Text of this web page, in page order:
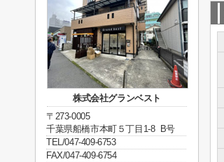
株式会社グランベスト
〒273-0005
千葉県船橋市本町５丁目1-8 B号
TEL/047-409-6753
FAX/047-409-6754